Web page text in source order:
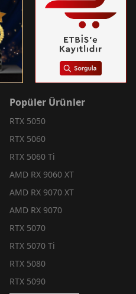
Popüler Ürünler
RTX 5050
RTX 5060
RTX 5060 Ti
AMD RX 9060 XT
AMD RX 9070 XT
AMD RX 9070
RTX 5070
RTX 5070 Ti
RTX 5080
RTX 5090